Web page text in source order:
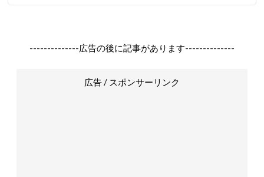
--------------広告の後に記事があります--------------
広告 / スポンサーリンク